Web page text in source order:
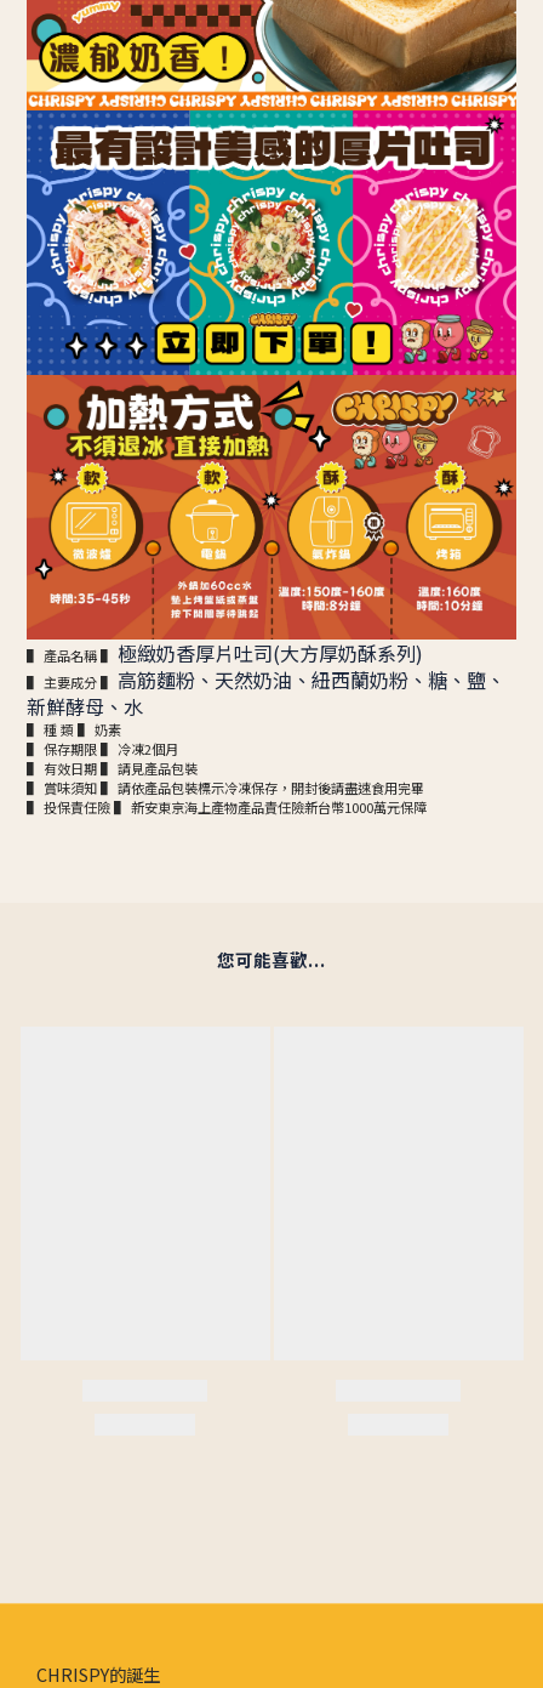
▌ 產品名稱 ▌ 極緻奶香厚片吐司(大方厚奶酥系列)
▌ 主要成分 ▌ 高筋麵粉、天然奶油、紐西蘭奶粉、糖、鹽、
新鮮酵母、水
▌ 種 類 ▌ 奶素
▌ 保存期限 ▌ 冷凍2個月
▌ 有效日期 ▌ 請見產品包裝
▌ 賞味須知 ▌ 請依產品包裝標示冷凍保存，開封後請盡速食用完畢
▌ 投保責任險 ▌ 新安東京海上產物產品責任險新台幣1000萬元保障
您可能喜歡...
CHRISPY的誕生